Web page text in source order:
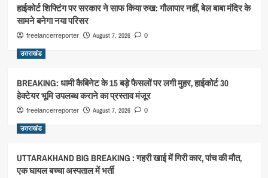
हाईकोर्ट शिफ्टिंग पर सरकार ने साफ किया रुख: गौलापार नहीं, बेल बाबा मंदिर के
सामने बनेगा नया परिसर
freelancerreporter August 7, 2026 0
उत्तराखंड
BREAKING: धामी कैबिनेट के 15 बड़े फैसलों पर लगी मुहर, हाईकोर्ट 30
हेक्टेयर भूमि उपलब्ध कराने का प्रस्ताव मंजूर
freelancerreporter August 7, 2026 0
उत्तराखंड
UTTARAKHAND BIG BREAKING : गहरी खाई में गिरी कार, पांच की मौत,
एक घायल बच्चा अस्पताल में भर्ती